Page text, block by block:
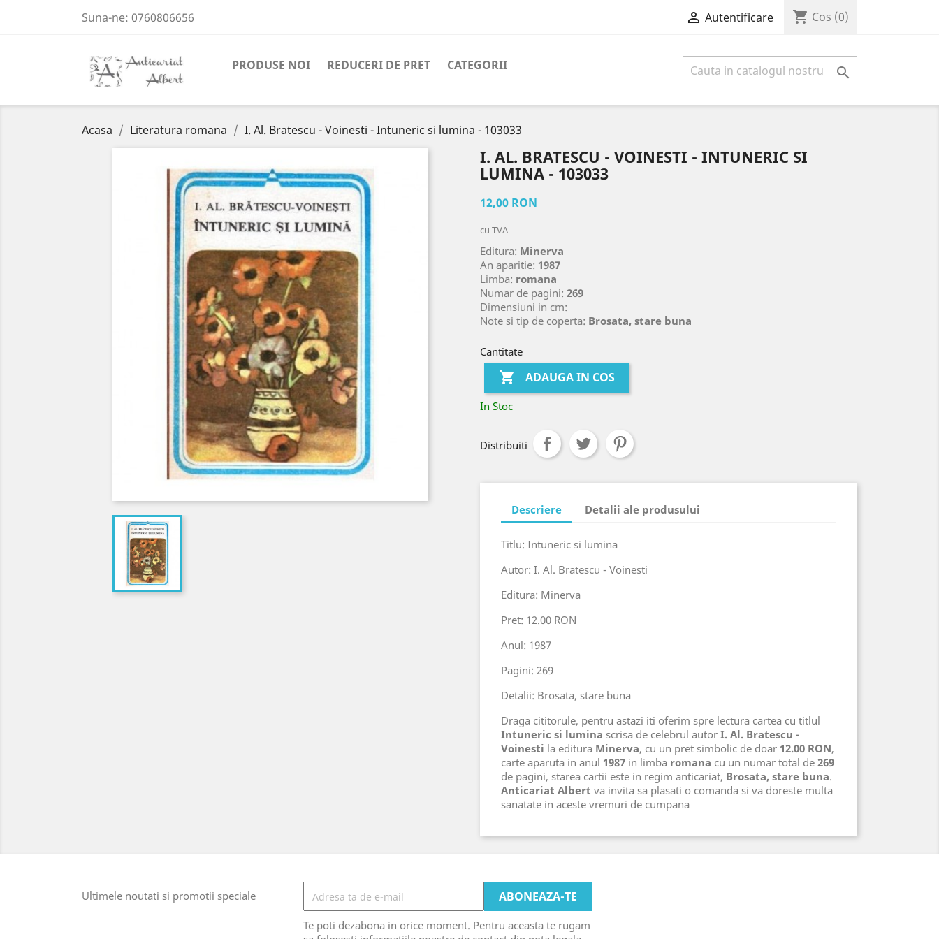
Suna-ne: 0760806656  Autentificare shopping_cart Cos (0)
PRODUSE NOI REDUCERI DE PRET CATEGORII 
Acasa Literatura romana I. Al. Bratescu - Voinesti - Intuneric si lumina - 103033
I. AL. BRATESCU - VOINESTI - INTUNERIC SI
LUMINA - 103033
12,00 RON
cu TVA
Editura: Minerva
An aparitie: 1987
Limba: romana
Numar de pagini: 269
Dimensiuni in cm:
Note si tip de coperta: Brosata, stare buna
Cantitate
 ADAUGA IN COS
In Stoc
Distribuiti
Descriere Detalii ale produsului
Titlu: Intuneric si lumina
Autor: I. Al. Bratescu - Voinesti
Editura: Minerva
Pret: 12.00 RON
Anul: 1987
Pagini: 269
Detalii: Brosata, stare buna
Draga cititorule, pentru astazi iti oferim spre lectura cartea cu titlul
Intuneric si lumina scrisa de celebrul autor I. Al. Bratescu -
Voinesti la editura Minerva, cu un pret simbolic de doar 12.00 RON,
carte aparuta in anul 1987 in limba romana cu un numar total de 269
de pagini, starea cartii este in regim anticariat, Brosata, stare buna.
Anticariat Albert va invita sa plasati o comanda si va doreste multa
sanatate in aceste vremuri de cumpana
Ultimele noutati si promotii speciale
Te poti dezabona in orice moment. Pentru aceasta te rugam